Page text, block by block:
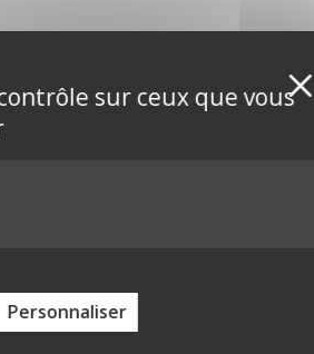
sur ceux que vous
Personnaliser
X